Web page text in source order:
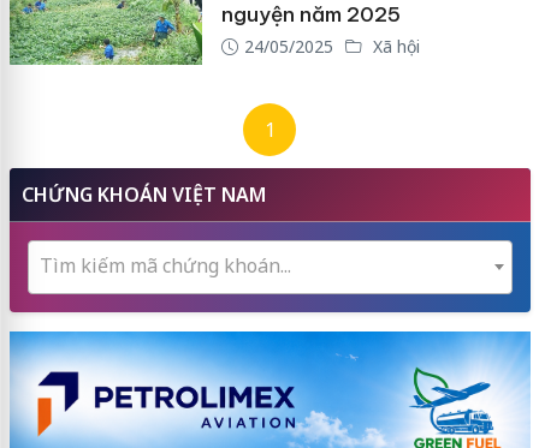
nguyện năm 2025
24/05/2025 Xã hội
1
CHỨNG KHOÁN VIỆT NAM
Tìm kiếm mã chứng khoán...